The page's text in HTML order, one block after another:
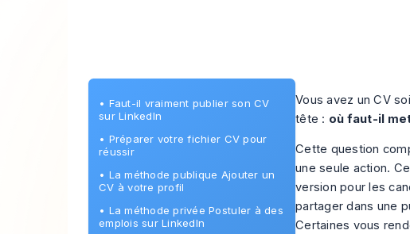
• Faut-il vraiment publier son CV
sur LinkedIn
• Préparer votre fichier CV pour
réussir
• La méthode publique Ajouter un
CV à votre profil
• La méthode privée Postuler à des
emplois sur LinkedIn
Vous avez un CV
tête : où faut-il
Cette question
une seule action.
version pour les
partager dans une
Certaines vous